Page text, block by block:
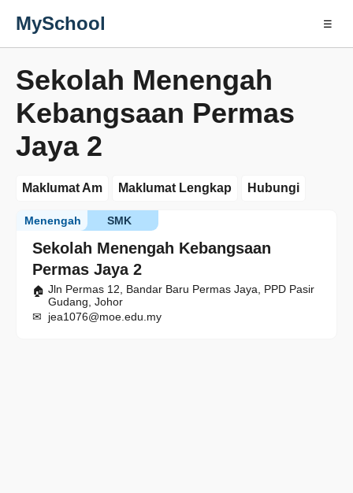
MySchool ☰
Sekolah Menengah
Kebangsaan Permas
Jaya 2
Maklumat Am Maklumat Lengkap Hubungi
Sekolah Menengah Kebangsaan
Permas Jaya 2
SMK
Menengah
Jln Permas 12, Bandar Baru Permas Jaya, PPD Pasir
Gudang, Johor
jea1076@moe.edu.my